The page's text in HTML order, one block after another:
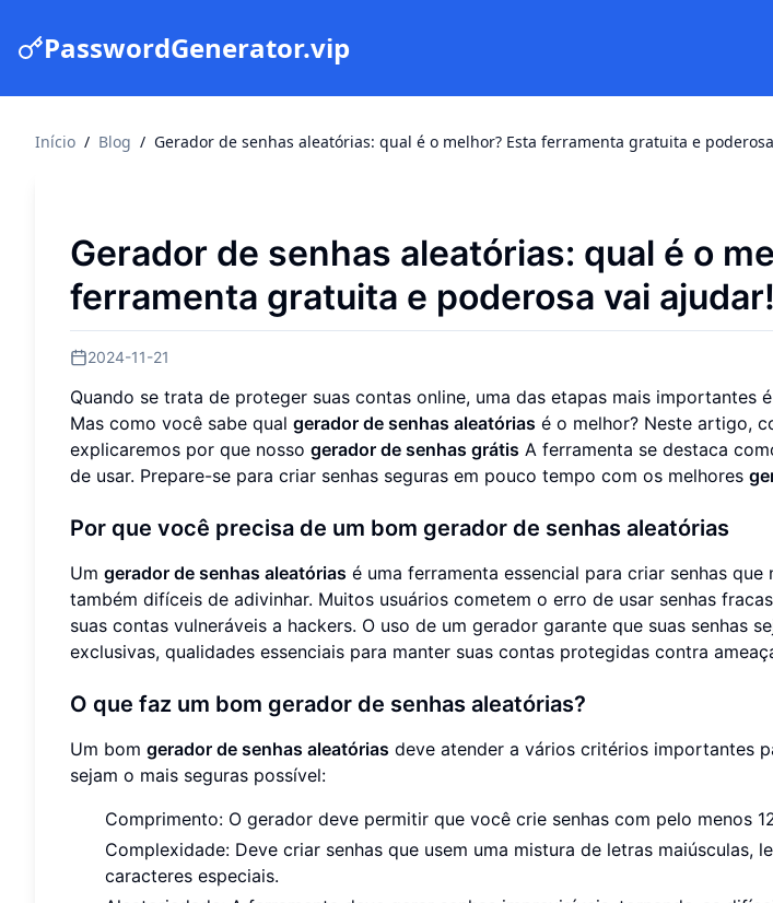
PasswordGenerator.vip
Início / Blog / Gerador de senhas aleatórias: qual é o melhor? Esta ferramenta gratuita e
Gerador de senhas aleatórias: qual é o
ferramenta gratuita e poderosa vai ajudar!
2024-11-21
Quando se trata de proteger suas contas online, uma das etapas mais importantes
Mas como você sabe qual gerador de senhas aleatórias é o melhor? Neste artigo,
explicaremos por que nosso gerador de senhas grátis A ferramenta se destaca
de usar. Prepare-se para criar senhas seguras em pouco tempo com os melhores
Por que você precisa de um bom gerador de senhas aleatórias
Um gerador de senhas aleatórias é uma ferramenta essencial para criar senhas
também difíceis de adivinhar. Muitos usuários cometem o erro de usar senhas
suas contas vulneráveis a hackers. O uso de um gerador garante que suas senhas
exclusivas, qualidades essenciais para manter suas contas protegidas contra
O que faz um bom gerador de senhas aleatórias?
Um bom gerador de senhas aleatórias deve atender a vários critérios importantes
sejam o mais seguras possível:
Comprimento: O gerador deve permitir que você crie senhas com pelo menos
Complexidade: Deve criar senhas que usem uma mistura de letras maiúsculas,
caracteres especiais.